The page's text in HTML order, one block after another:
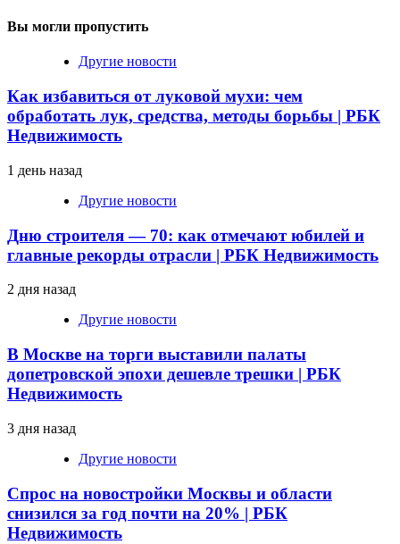
Вы могли пропустить
Другие новости
Как избавиться от луковой мухи: чем
обработать лук, средства, методы борьбы | РБК
Недвижимость
1 день назад
Другие новости
Дню строителя — 70: как отмечают юбилей и
главные рекорды отрасли | РБК Недвижимость
2 дня назад
Другие новости
В Москве на торги выставили палаты
допетровской эпохи дешевле трешки | РБК
Недвижимость
3 дня назад
Другие новости
Спрос на новостройки Москвы и области
снизился за год почти на 20% | РБК
Недвижимость